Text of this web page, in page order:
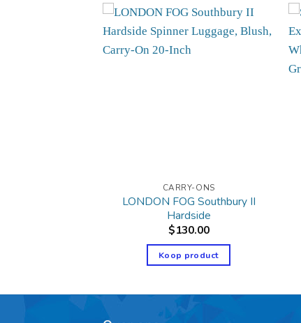
CARRY-ONS
LONDON FOG Southbury II
Hardside
$130.00
Koop product